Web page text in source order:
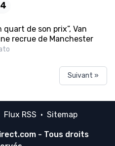
quart de son prix”, Van
recrue de Manchester
Suivant »
Flux RSS · Sitemap
- Tous droits